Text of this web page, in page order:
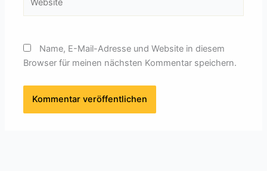
Name, E-Mail-Adresse und Website in diesem
Browser für meinen nächsten Kommentar speichern.